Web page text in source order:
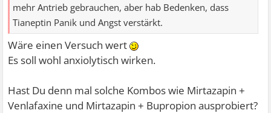
mehr Antrieb gebrauchen, aber hab Bedenken, dass
Tianeptin Panik und Angst verstärkt.
Wäre einen Versuch wert
Es soll wohl anxiolytisch wirken.
Hast Du denn mal solche Kombos wie Mirtazapin +
Venlafaxine und Mirtazapin + Bupropion ausprobiert?